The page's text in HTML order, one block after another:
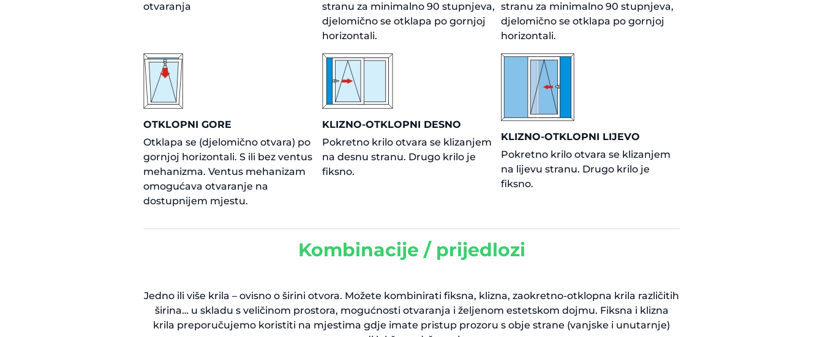
otvaranja
stranu za minimalno 90 stupnjeva,
djelomično se otklapa po gornjoj
horizontali.
stranu za minimalno 90 stupnjeva,
djelomično se otklapa po gornjoj
horizontali.
OTKLOPNI GORE
Otklapa se (djelomično otvara) po
gornjoj horizontali. S ili bez ventus
mehanizma. Ventus mehanizam
omogućava otvaranje na
dostupnijem mjestu.
KLIZNO-OTKLOPNI DESNO
Pokretno krilo otvara se klizanjem
na desnu stranu. Drugo krilo je
fiksno.
KLIZNO-OTKLOPNI LIJEVO
Pokretno krilo otvara se klizanjem
na lijevu stranu. Drugo krilo je
fiksno.
Kombinacije / prijedlozi
Jedno ili više krila – ovisno o širini otvora. Možete kombinirati fiksna, klizna, zaokretno-otklopna krila različitih
širina… u skladu s veličinom prostora, mogućnosti otvaranja i željenom estetskom dojmu. Fiksna i klizna
krila preporučujemo koristiti na mjestima gdje imate pristup prozoru s obje strane (vanjske i unutarnje)